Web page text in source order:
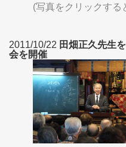
(写真をクリックする
2011/10/22 田畑正久先生
会を開催